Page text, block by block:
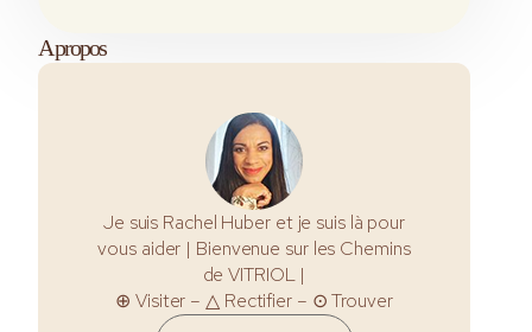
A propos
Je suis Rachel Huber et je suis là pour
vous aider | Bienvenue sur les Chemins
de VITRIOL |
⊕ Visiter – △ Rectifier – ⊙ Trouver